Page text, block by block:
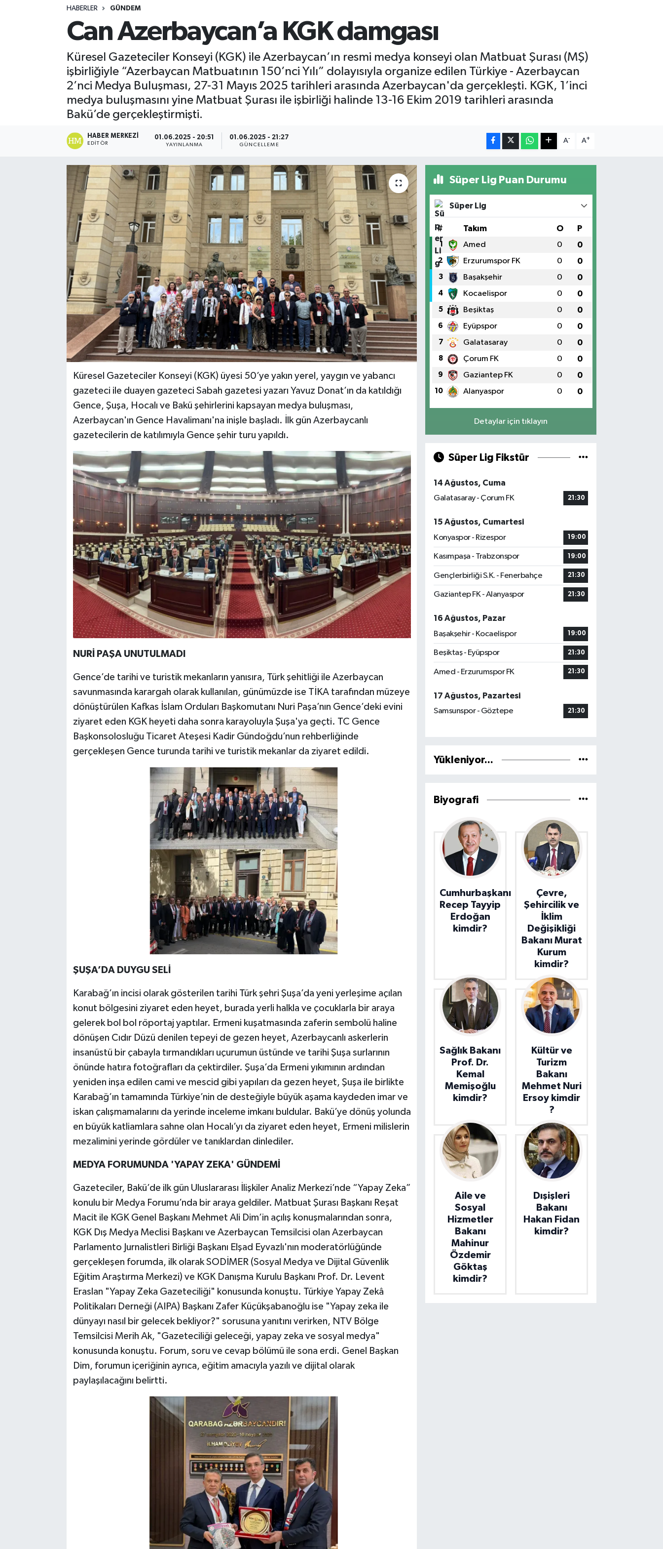
HABERLER GÜNDEM
Can Azerbaycan’a KGK damgası
Küresel Gazeteciler Konseyi (KGK) ile Azerbaycan’ın resmi medya konseyi olan Matbuat Şurası (MŞ)
işbirliğiyle “Azerbaycan Matbuatının 150’nci Yılı” dolayısıyla organize edilen Türkiye - Azerbaycan
2’nci Medya Buluşması, 27-31 Mayıs 2025 tarihleri arasında Azerbaycan'da gerçekleşti. KGK, 1’inci
medya buluşmasını yine Matbuat Şurası ile işbirliği halinde 13-16 Ekim 2019 tarihleri arasında
Bakü’de gerçekleştirmişti.
HABER MERKEZI
EDITÖR
01.06.2025 - 20:51
YAYINLANMA
01.06.2025 - 21:27
GÜNCELLEME
A- A+
Küresel Gazeteciler Konseyi (KGK) üyesi 50’ye yakın yerel, yaygın ve yabancı
gazeteci ile duayen gazeteci Sabah gazetesi yazarı Yavuz Donat’ın da katıldığı
Gence, Şuşa, Hocalı ve Bakü şehirlerini kapsayan medya buluşması,
Azerbaycan'ın Gence Havalimanı'na inişle başladı. İlk gün Azerbaycanlı
gazetecilerin de katılımıyla Gence şehir turu yapıldı.
NURİ PAŞA UNUTULMADI
Gence’de tarihi ve turistik mekanların yanısıra, Türk şehitliği ile Azerbaycan
savunmasında karargah olarak kullanılan, günümüzde ise TİKA tarafından müzeye
dönüştürülen Kafkas İslam Orduları Başkomutanı Nuri Paşa’nın Gence’deki evini
ziyaret eden KGK heyeti daha sonra karayoluyla Şuşa'ya geçti. TC Gence
Başkonsolosluğu Ticaret Ateşesi Kadir Gündoğdu’nun rehberliğinde
gerçekleşen Gence turunda tarihi ve turistik mekanlar da ziyaret edildi.
ŞUŞA’DA DUYGU SELİ
Karabağ’ın incisi olarak gösterilen tarihi Türk şehri Şuşa’da yeni yerleşime açılan
konut bölgesini ziyaret eden heyet, burada yerli halkla ve çocuklarla bir araya
gelerek bol bol röportaj yaptılar. Ermeni kuşatmasında zaferin sembolü haline
dönüşen Cıdır Düzü denilen tepeyi de gezen heyet, Azerbaycanlı askerlerin
insanüstü bir çabayla tırmandıkları uçurumun üstünde ve tarihi Şuşa surlarının
önünde hatıra fotoğrafları da çektirdiler. Şuşa’da Ermeni yıkımının ardından
yeniden inşa edilen cami ve mescid gibi yapıları da gezen heyet, Şuşa ile birlikte
Karabağ’ın tamamında Türkiye’nin de desteğiyle büyük aşama kaydeden imar ve
iskan çalışmamalarını da yerinde inceleme imkanı buldular. Bakü’ye dönüş yolunda
en büyük katliamlara sahne olan Hocalı’yı da ziyaret eden heyet, Ermeni milislerin
mezalimini yerinde gördüler ve tanıklardan dinlediler.
MEDYA FORUMUNDA 'YAPAY ZEKA' GÜNDEMİ
Gazeteciler, Bakü’de ilk gün Uluslararası İlişkiler Analiz Merkezi’nde “Yapay Zeka”
konulu bir Medya Forumu’nda bir araya geldiler. Matbuat Şurası Başkanı Reşat
Macit ile KGK Genel Başkanı Mehmet Ali Dim’in açılış konuşmalarından sonra,
KGK Dış Medya Meclisi Başkanı ve Azerbaycan Temsilcisi olan Azerbaycan
Parlamento Jurnalistleri Birliği Başkanı Elşad Eyvazlı'nın moderatörlüğünde
gerçekleşen forumda, ilk olarak SODİMER (Sosyal Medya ve Dijital Güvenlik
Eğitim Araştırma Merkezi) ve KGK Danışma Kurulu Başkanı Prof. Dr. Levent
Eraslan "Yapay Zeka Gazeteciliği" konusunda konuştu. Türkiye Yapay Zekâ
Politikaları Derneği (AIPA) Başkanı Zafer Küçükşabanoğlu ise "Yapay zeka ile
dünyayı nasıl bir gelecek bekliyor?" sorusuna yanıtını verirken, NTV Bölge
Temsilcisi Merih Ak, "Gazeteciliği geleceği, yapay zeka ve sosyal medya"
konusunda konuştu. Forum, soru ve cevap bölümü ile sona erdi. Genel Başkan
Dim, forumun içeriğinin ayrıca, eğitim amacıyla yazılı ve dijital olarak
paylaşılacağını belirtti.
Süper Lig Puan Durumu
Süper Lig
# Takım O P
1 Amed 0 0
2 Erzurumspor FK 0 0
3 Başakşehir 0 0
4 Kocaelispor 0 0
5 Beşiktaş 0 0
6 Eyüpspor 0 0
7 Galatasaray 0 0
8 Çorum FK 0 0
9 Gaziantep FK 0 0
10 Alanyaspor 0 0
Detaylar için tıklayın
Süper Lig Fikstür
14 Ağustos, Cuma
Galatasaray - Çorum FK
21:30
15 Ağustos, Cumartesi
Konyaspor - Rizespor
19:00
Kasımpaşa - Trabzonspor 19:00
Gençlerbirliği S.K. - Fenerbahçe 21:30
Gaziantep FK - Alanyaspor 21:30
16 Ağustos, Pazar
Başakşehir - Kocaelispor
19:00
Beşiktaş - Eyüpspor 21:30
Amed - Erzurumspor FK 21:30
17 Ağustos, Pazartesi
Samsunspor - Göztepe
21:30
Yükleniyor...
Biyografi
Cumhurbaşkanı
Recep Tayyip
Erdoğan
kimdir?
Çevre,
Şehircilik ve
İklim
Değişikliği
Bakanı Murat
Kurum
kimdir?
Sağlık Bakanı
Prof. Dr.
Kemal
Memişoğlu
kimdir?
Kültür ve
Turizm
Bakanı
Mehmet Nuri
Ersoy kimdir
?
Aile ve
Sosyal
Hizmetler
Bakanı
Mahinur
Özdemir
Göktaş
kimdir?
Dışişleri
Bakanı
Hakan Fidan
kimdir?
Kültür - Sanat
Lider Haber TV Canlı Yayın izle